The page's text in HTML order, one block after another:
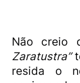
Não creio
Zaratustra”
resida o